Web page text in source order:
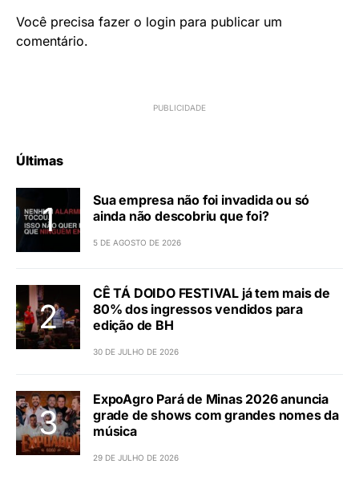
Você precisa fazer o login para publicar um
comentário.
Últimas
Sua empresa não foi invadida ou só
ainda não descobriu que foi?
5 DE AGOSTO DE 2026
CÊ TÁ DOIDO FESTIVAL já tem mais de
80% dos ingressos vendidos para
edição de BH
30 DE JULHO DE 2026
ExpoAgro Pará de Minas 2026 anuncia
grade de shows com grandes nomes da
música
29 DE JULHO DE 2026